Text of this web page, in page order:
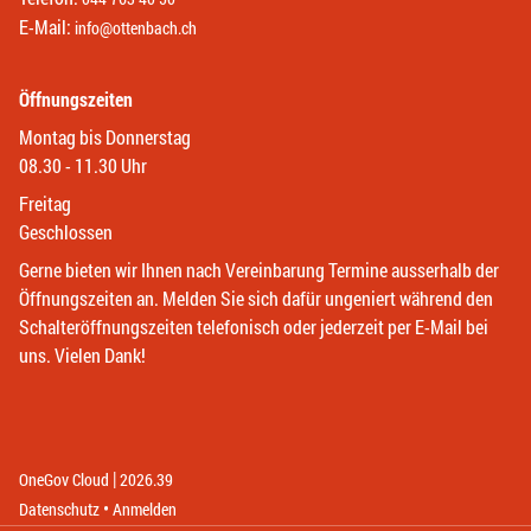
E-Mail: info@ottenbach.ch
Öffnungszeiten
Montag bis Donnerstag
08.30 - 11.30 Uhr
Freitag
Geschlossen
Gerne bieten wir Ihnen nach Vereinbarung Termine ausserhalb der
Öffnungszeiten an. Melden Sie sich dafür ungeniert während den
Schalteröffnungszeiten telefonisch oder jederzeit per E-Mail bei
uns. Vielen Dank!
OneGov Cloud (External Link)
|2026.39
Datenschutz (External Link)
Anmelden